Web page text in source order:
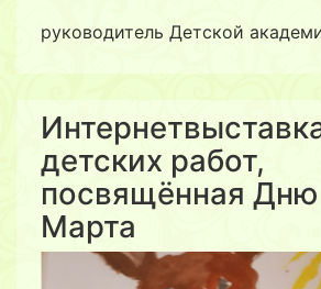
руководитель Детской
детских работ,
посвящённая
Марта